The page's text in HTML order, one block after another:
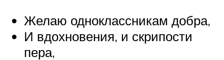
Желаю одноклассникам добра,
И вдохновения, и скрипости
пера,